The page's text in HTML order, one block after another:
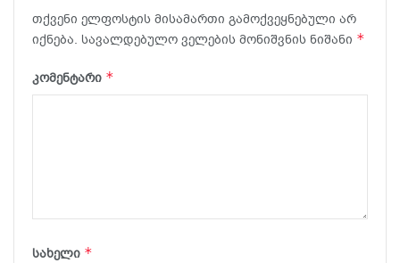
თქვენი ელფოსტის მისამართი გამოქვეყნებული არ
იქნება. სავალდებულო ველების მონიშვნის ნიშანი *
კომენტარი *
სახელი *